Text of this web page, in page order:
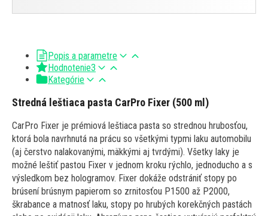
Popis a parametre
Hodnotenie3
Kategórie
Stredná leštiaca pasta CarPro Fixer (500 ml)
CarPro Fixer je prémiová leštiaca pasta so strednou hrubosťou,
ktorá bola navrhnutá na prácu so všetkými typmi laku automobilu
(aj čerstvo nalakovanými, mäkkými aj tvrdými). Všetky laky je
možné leštiť pastou Fixer v jednom kroku rýchlo, jednoducho a s
výsledkom bez hologramov. Fixer dokáže odstrániť stopy po
brúsení brúsnym papierom so zrnitosťou P1500 až P2000,
škrabance a matnosť laku, stopy po hrubých korekčných pastách